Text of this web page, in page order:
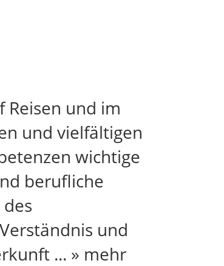
Reisen und im
und vielfältigen
wichtige
berufliche
und
... » mehr